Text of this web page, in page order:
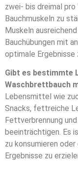
zwei- bis dreimal pro
Bauchmuskeln zu
Muskeln
Bauchübungen mit
optimale Ergebnisse
Gibt es bestimmte
Waschbrettbauch
Lebensmittel wie
Snacks, fettreiche
Fettverbrennung
beeinträchtigen. Es
zu konsumieren
Ergebnisse zu